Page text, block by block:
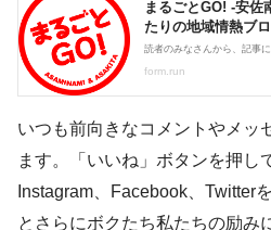
いつも前向きなコメントやメッ
ます。「いいね」ボタンを押し
Instagram、Facebook、Twitter
とさらにボクたち私たちの励み